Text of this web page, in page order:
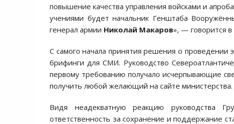
повышение качества управления войсками и
учениями будет начальник Генштаба
генерал армии Николай Макаров», — говорится в
С самого начала принятия решения о
брифинги для СМИ. Руководство
первому требованию получало исчерпывающие
получить любой желающий на сайте министерства.
Видя неадекватную реакцию руководства
ответственность за сохранение и поддержание